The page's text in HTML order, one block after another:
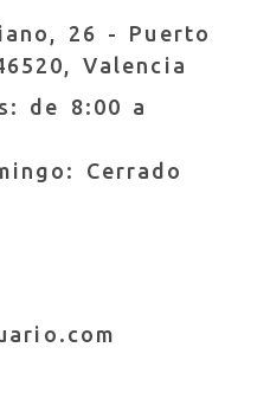
26 - Puerto
Valencia
de 8:00 a
Cerrado